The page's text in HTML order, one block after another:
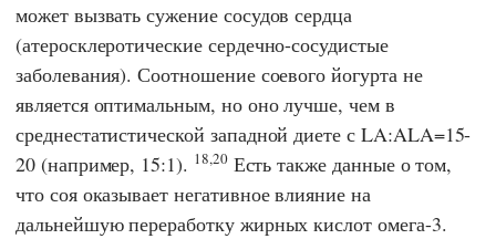
может вызвать сужение сосудов сердца
(атеросклеротические сердечно-сосудистые
заболевания). Соотношение соевого йогурта не
является оптимальным, но оно лучше, чем в
среднестатистической западной диете с LA:ALA=15-
20 (например, 15:1). 18,20Есть также данные о том,
что соя оказывает негативное влияние на
дальнейшую переработку жирных кислот омега-3.